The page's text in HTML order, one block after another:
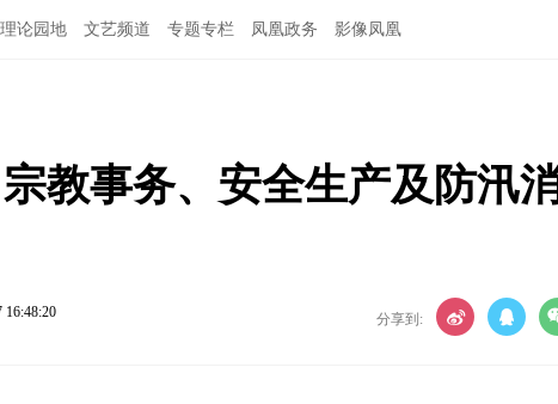
理论园地 文艺频道 专题专栏 凤凰政务 影像凤凰
教事务、安全生产及防汛
16:48:20 分享到: